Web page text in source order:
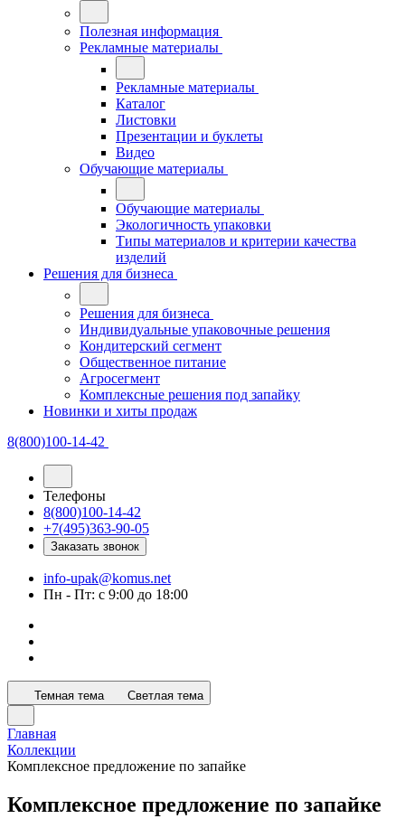
Полезная информация
Рекламные материалы
Рекламные материалы
Каталог
Листовки
Презентации и буклеты
Видео
Обучающие материалы
Обучающие материалы
Экологичность упаковки
Типы материалов и критерии качества
изделий
Решения для бизнеса
Решения для бизнеса
Индивидуальные упаковочные решения
Кондитерский сегмент
Общественное питание
Агросегмент
Комплексные решения под запайку
Новинки и хиты продаж
8(800)100-14-42
Телефоны
8(800)100-14-42
+7(495)363-90-05
Заказать звонок
info-upak@komus.net
Пн - Пт: с 9:00 до 18:00
Темная тема Светлая тема
Главная
Коллекции
Комплексное предложение по запайке
Комплексное предложение по запайке